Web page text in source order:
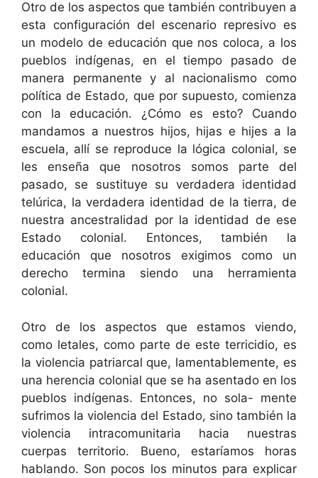
Otro de los aspectos que también contribuyen a
esta configuración del escenario represivo es
un modelo de educación que nos coloca, a los
pueblos indígenas, en el tiempo pasado de
manera permanente y al nacionalismo como
política de Estado, que por supuesto, comienza
con la educación. ¿Cómo es esto? Cuando
mandamos a nuestros hijos, hijas e hijes a la
escuela, allí se reproduce la lógica colonial, se
les enseña que nosotros somos parte del
pasado, se sustituye su verdadera identidad
telúrica, la verdadera identidad de la tierra, de
nuestra ancestralidad por la identidad de ese
Estado colonial. Entonces, también la
educación que nosotros exigimos como un
derecho termina siendo una herramienta
colonial.
Otro de los aspectos que estamos viendo,
como letales, como parte de este terricidio, es
la violencia patriarcal que, lamentablemente, es
una herencia colonial que se ha asentado en los
pueblos indígenas. Entonces, no sola- mente
sufrimos la violencia del Estado, sino también la
violencia intracomunitaria hacia nuestras
cuerpas territorio. Bueno, estaríamos horas
hablando. Son pocos los minutos para explicar